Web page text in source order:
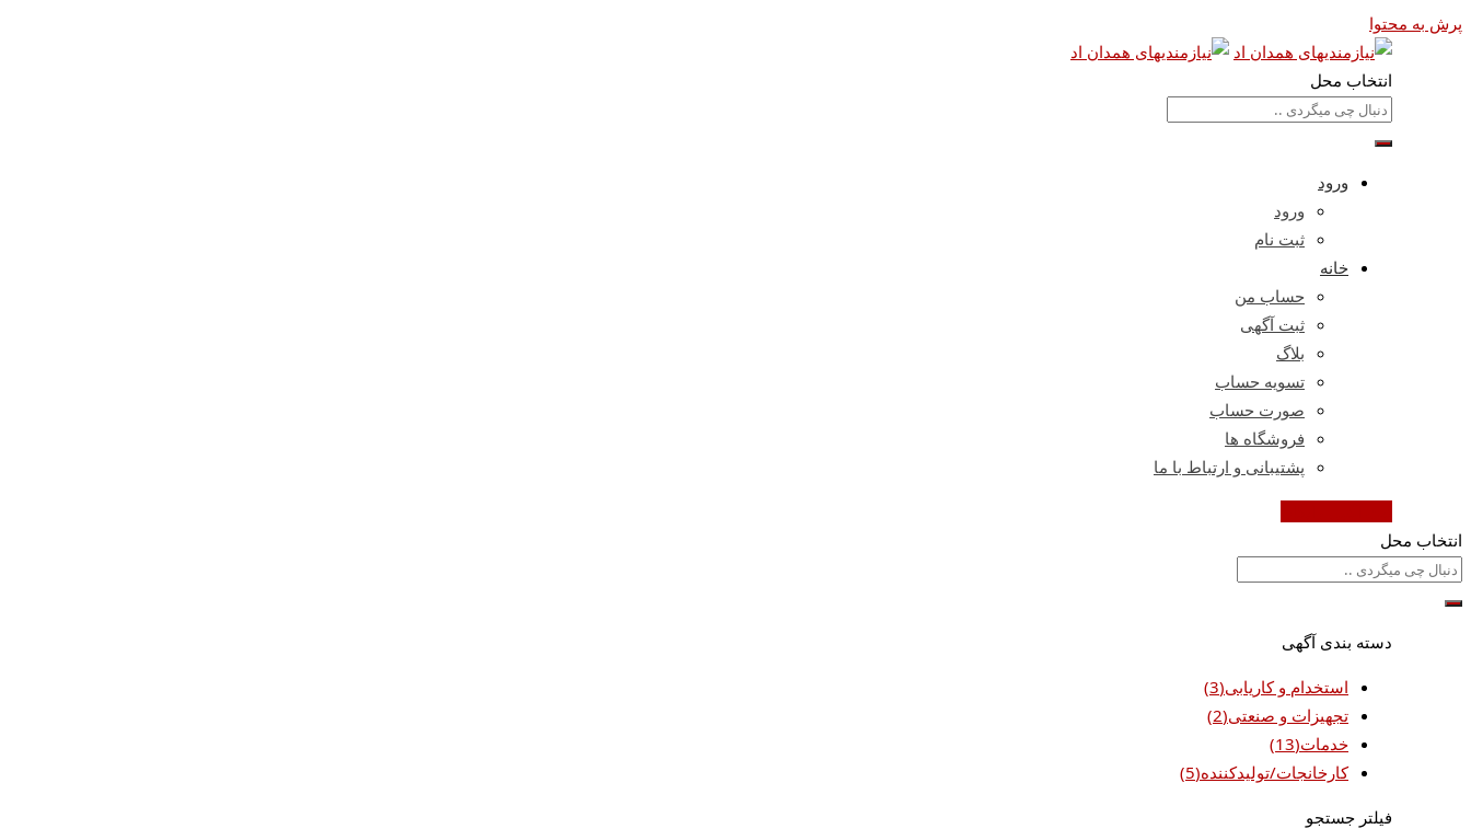
پرش به محتوا
انتخاب محل
ورود
ورود
ثبت نام
خانه
حساب من
ثبت آگهی
بلاگ
تسویه حساب
صورت حساب
فروشگاه ها
پشتیبانی و ارتباط با ما
انتخاب محل
دسته بندی آگهی
استخدام و کاریابی(3)
تجهیزات و صنعتی(2)
خدمات(13)
کارخانجات/تولیدکننده(5)
فیلتر جستجو